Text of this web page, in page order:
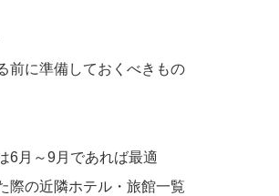
前に準備しておくべきもの
6月～9月であれば最適
際の近隣ホテル・旅館一覧